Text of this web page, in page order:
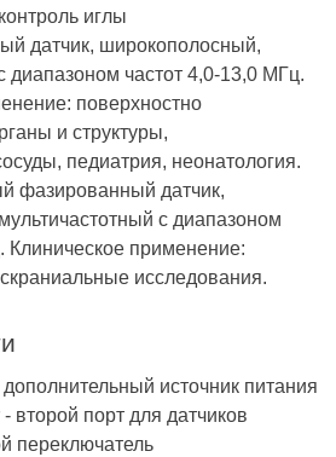
иглы
датчик, широкополосный,
диапазоном частот 4,0-13,0 МГц.
поверхностно
и структуры,
педиатрия, неонатология.
фазированный датчик,
с диапазоном
Клиническое применение:
исследования.
источник питания
второй порт для датчиков
переключатель